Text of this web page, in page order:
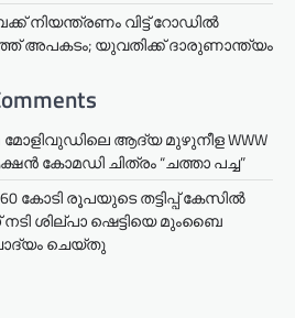
നിയന്ത്രണം വിട്ട് റോഡില്‍
അപകടം; യുവതിക്ക് ദാരുണാന്ത്യം
മോളിവുഡിലെ ആദ്യ മുഴുനീള WWW
കോമഡി ചിത്രം “ചത്താ പച്ച”
60 കോടി രൂപയുടെ തട്ടിപ്പ് കേസിൽ
ശില്പാ ഷെട്ടിയെ മുംബൈ
ചെയ്തു